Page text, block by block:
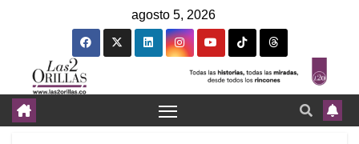
agosto 5, 2026